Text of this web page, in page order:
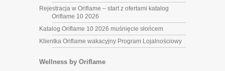
Rejestracja w Oriflame – start z ofertami katalog
Oriflame 10 2026
Katalog Oriflame 10 2026 muśnięcie słońcem
Klientka Oriflame wakacyjny Program Lojalnościowy
Wellness by Oriflame